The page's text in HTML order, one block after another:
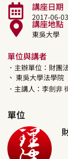
講座日期
2017-06-03
講座地點
東吳大學
單位與講者
．主辦單位：財團
、 東吳大學法學院
．主講人： 李劍非
單位